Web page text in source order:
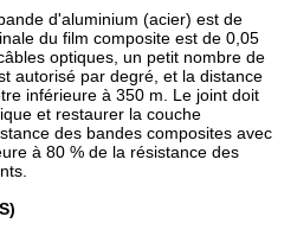
d'aluminium (acier) est de
du film composite est de 0,05
optiques, un petit nombre de
autorisé par degré, et la distance
inférieure à 350 m. Le joint doit
et restaurer la couche
des bandes composites avec
à 80 % de la résistance des